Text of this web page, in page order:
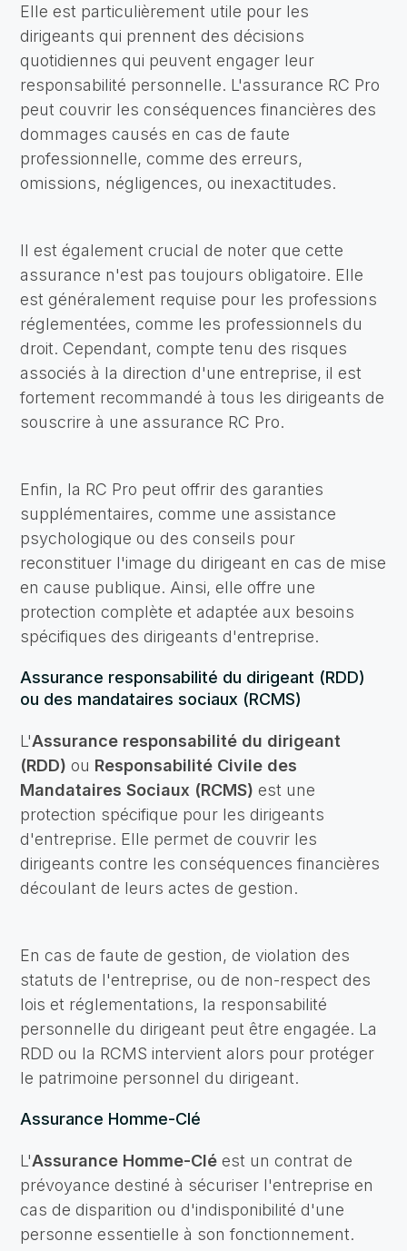
Elle est particulièrement utile pour les
dirigeants qui prennent des décisions
quotidiennes qui peuvent engager leur
responsabilité personnelle. L'assurance RC Pro
peut couvrir les conséquences financières des
dommages causés en cas de faute
professionnelle, comme des erreurs,
omissions, négligences, ou inexactitudes.
Il est également crucial de noter que cette
assurance n'est pas toujours obligatoire. Elle
est généralement requise pour les professions
réglementées, comme les professionnels du
droit. Cependant, compte tenu des risques
associés à la direction d'une entreprise, il est
fortement recommandé à tous les dirigeants de
souscrire à une assurance RC Pro.
Enfin, la RC Pro peut offrir des garanties
supplémentaires, comme une assistance
psychologique ou des conseils pour
reconstituer l'image du dirigeant en cas de mise
en cause publique. Ainsi, elle offre une
protection complète et adaptée aux besoins
spécifiques des dirigeants d'entreprise.
Assurance responsabilité du dirigeant (RDD)
ou des mandataires sociaux (RCMS)
L'Assurance responsabilité du dirigeant
(RDD) ou Responsabilité Civile des
Mandataires Sociaux (RCMS) est une
protection spécifique pour les dirigeants
d'entreprise. Elle permet de couvrir les
dirigeants contre les conséquences financières
découlant de leurs actes de gestion.
En cas de faute de gestion, de violation des
statuts de l'entreprise, ou de non-respect des
lois et réglementations, la responsabilité
personnelle du dirigeant peut être engagée. La
RDD ou la RCMS intervient alors pour protéger
le patrimoine personnel du dirigeant.
Assurance Homme-Clé
L'Assurance Homme-Clé est un contrat de
prévoyance destiné à sécuriser l'entreprise en
cas de disparition ou d'indisponibilité d'une
personne essentielle à son fonctionnement.